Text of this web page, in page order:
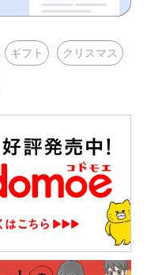
ギフト クリスマス